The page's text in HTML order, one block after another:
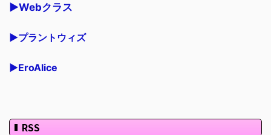
▶Webクラス
▶プラントウィズ
▶EroAlice
RSS